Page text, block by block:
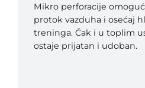
Mikro perforacije
protok vazduha i osećaj
treninga. Čak i u toplim
ostaje prijatan i udoban.